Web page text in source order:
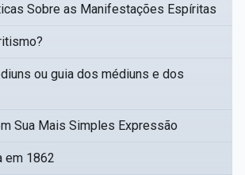
Sobre as Manifestações Espíritas
ou guia dos médiuns e dos
Sua Mais Simples Expressão
em 1862